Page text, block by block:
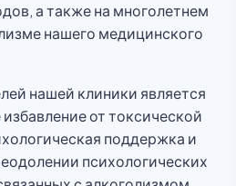
а также на многолетнем
нашего медицинского
нашей клиники является
от токсической
поддержка и
психологических